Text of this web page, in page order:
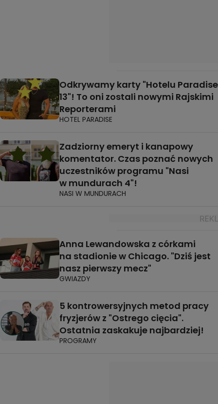
Odkrywamy karty "Hotelu Paradise
13"! To oni zostali nowymi Rajskimi
Reporterami
HOTEL PARADISE
Zadziorny emeryt i kanapowy
komentator. Czas poznać nowych
uczestników programu "Nasi
w mundurach 4"!
NASI W MUNDURACH
Anna Lewandowska z córkami
na stadionie w Chicago. "Dziś jest
nasz pierwszy mecz"
GWIAZDY
5 kontrowersyjnych metod pracy
fryzjerów z "Ostrego cięcia".
Ostatnia zaskakuje najbardziej!
PROGRAMY